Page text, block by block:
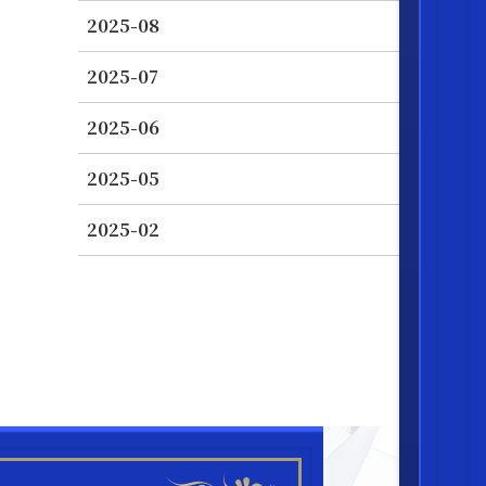
2025-08
2025-07
2025-06
2025-05
2025-02